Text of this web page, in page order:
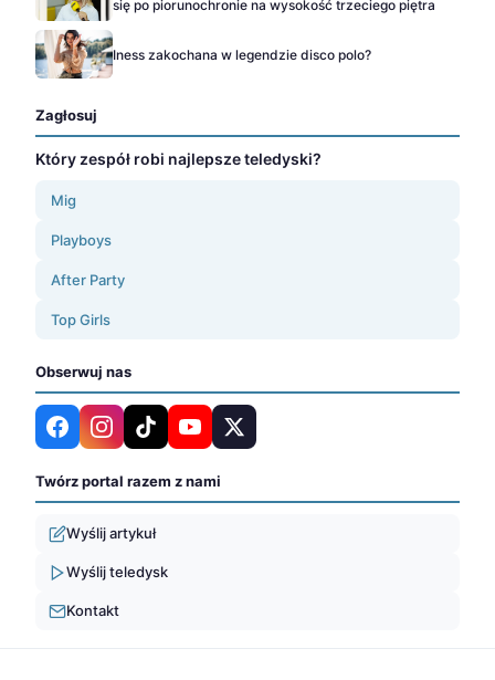
się po piorunochronie na wysokość trzeciego piętra
Iness zakochana w legendzie disco polo?
Zagłosuj
Który zespół robi najlepsze teledyski?
Mig
Playboys
After Party
Top Girls
Obserwuj nas
Twórz portal razem z nami
Wyślij artykuł
Wyślij teledysk
Kontakt